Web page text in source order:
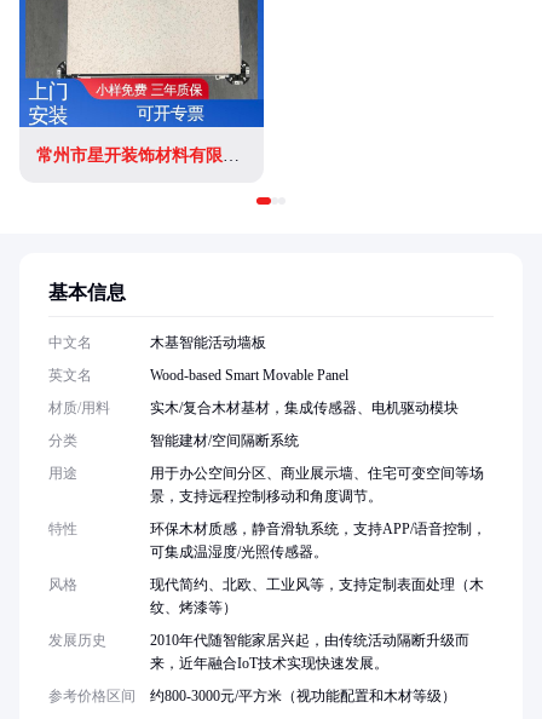
常州市星开装饰材料有限公司
基本信息
中文名
木基智能活动墙板
英文名
Wood-based Smart Movable Panel
材质/用料
实木/复合木材基材，集成传感器、电机驱动模块
分类
智能建材/空间隔断系统
用途
用于办公空间分区、商业展示墙、住宅可变空间等场
景，支持远程控制移动和角度调节。
特性
环保木材质感，静音滑轨系统，支持APP/语音控制，
可集成温湿度/光照传感器。
风格
现代简约、北欧、工业风等，支持定制表面处理（木
纹、烤漆等）
发展历史
2010年代随智能家居兴起，由传统活动隔断升级而
来，近年融合IoT技术实现快速发展。
参考价格区间
约800-3000元/平方米（视功能配置和木材等级）